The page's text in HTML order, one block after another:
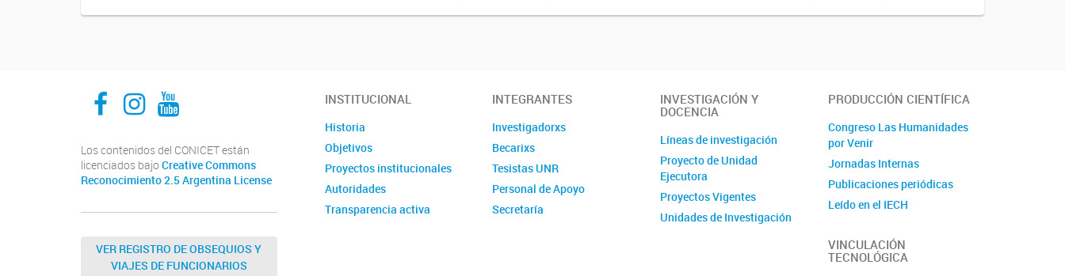
Facebook
Instagram
Youtube
Los contenidos del CONICET están
licenciados bajo Creative Commons
Reconocimiento 2.5 Argentina License
VER REGISTRO DE OBSEQUIOS Y
VIAJES DE FUNCIONARIOS
INSTITUCIONAL
Historia
Objetivos
Proyectos institucionales
Autoridades
Transparencia activa
INTEGRANTES
Investigadorxs
Becarixs
Tesistas UNR
Personal de Apoyo
Secretaría
INVESTIGACIÓN Y
DOCENCIA
Líneas de investigación
Proyecto de Unidad
Ejecutora
Proyectos Vigentes
Unidades de Investigación
PRODUCCIÓN CIENTÍFICA
Congreso Las Humanidades
por Venir
Jornadas Internas
Publicaciones periódicas
Leído en el IECH
VINCULACIÓN
TECNOLÓGICA